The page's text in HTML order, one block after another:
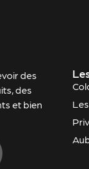
des
des
et bien